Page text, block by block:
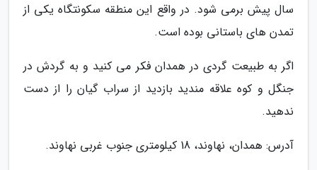
سال پیش برمی شود. در واقع این منطقه سکونتگاه یکی از
تمدن های باستانی بوده است.
اگر به طبیعت گردی در همدان فکر می کنید و به گردش در
جنگل و کوه علاقه مندید بازدید از سراب گیان را از دست
ندهید.
آدرس: همدان، نهاوند، 18 کیلومتری جنوب غربی نهاوند.